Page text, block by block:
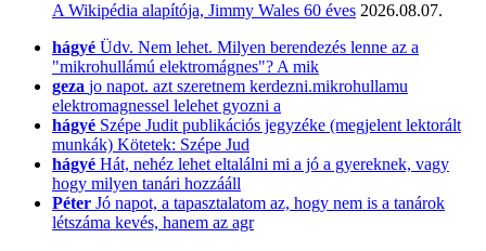
A Wikipédia alapítója, Jimmy Wales 60 éves 2026.08.07.
hágyé Üdv. Nem lehet. Milyen berendezés lenne az a
"mikrohullámú elektromágnes"? A mik
geza jo napot. azt szeretnem kerdezni.mikrohullamu
elektromagnessel lelehet gyozni a
hágyé Szépe Judit publikációs jegyzéke (megjelent lektorált
munkák) Kötetek: Szépe Jud
hágyé Hát, nehéz lehet eltalálni mi a jó a gyereknek, vagy
hogy milyen tanári hozzááll
Péter Jó napot, a tapasztalatom az, hogy nem is a tanárok
létszáma kevés, hanem az agr